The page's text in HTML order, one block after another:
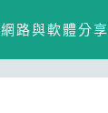
網路與軟體分享